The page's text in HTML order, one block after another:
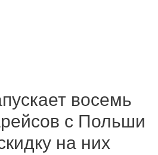
восемь
с Польши
на них